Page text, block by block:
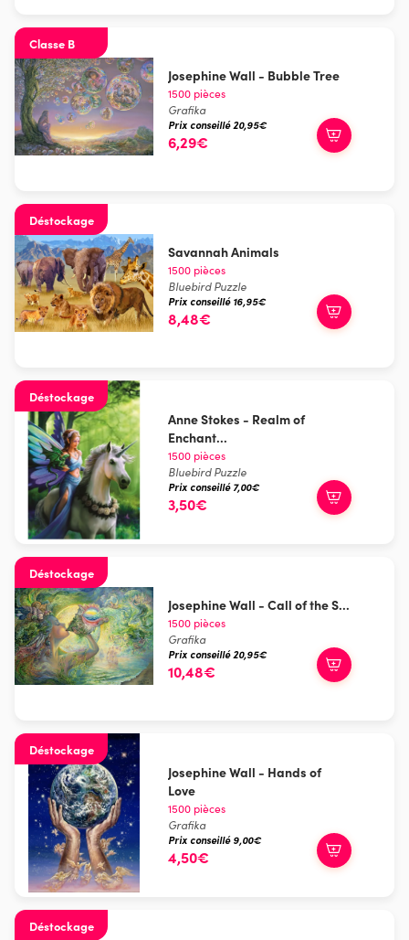
Classe B
Josephine Wall - Bubble Tree
1500 pièces
Grafika
Prix conseillé 20,95€
6,29€
Déstockage
Savannah Animals
1500 pièces
Bluebird Puzzle
Prix conseillé 16,95€
8,48€
Déstockage
Anne Stokes - Realm of
Enchant...
1500 pièces
Bluebird Puzzle
Prix conseillé 7,00€
3,50€
Déstockage
Josephine Wall - Call of the S...
1500 pièces
Grafika
Prix conseillé 20,95€
10,48€
Déstockage
Josephine Wall - Hands of
Love
1500 pièces
Grafika
Prix conseillé 9,00€
4,50€
Déstockage